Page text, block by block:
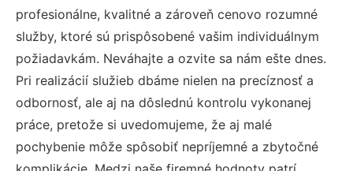
profesionálne, kvalitné a zároveň cenovo rozumné
služby, ktoré sú prispôsobené vašim individuálnym
požiadavkám. Neváhajte a ozvite sa nám ešte dnes.
Pri realizácií služieb dbáme nielen na precíznosť a
odbornosť, ale aj na dôslednú kontrolu vykonanej
práce, pretože si uvedomujeme, že aj malé
pochybenie môže spôsobiť nepríjemné a zbytočné